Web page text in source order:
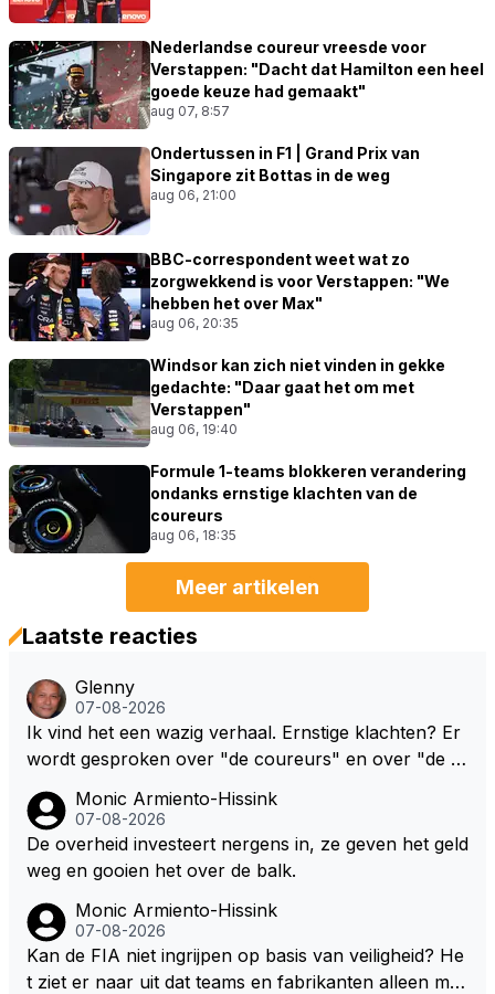
Nederlandse coureur vreesde voor
Verstappen: "Dacht dat Hamilton een heel
goede keuze had gemaakt"
aug 07, 8:57
Ondertussen in F1 | Grand Prix van
Singapore zit Bottas in de weg
aug 06, 21:00
BBC-correspondent weet wat zo
zorgwekkend is voor Verstappen: "We
hebben het over Max"
aug 06, 20:35
Windsor kan zich niet vinden in gekke
gedachte: "Daar gaat het om met
Verstappen"
aug 06, 19:40
Formule 1-teams blokkeren verandering
ondanks ernstige klachten van de
coureurs
aug 06, 18:35
Meer artikelen
Laatste reacties
Glenny
07-08-2026
Ik vind het een wazig verhaal. Ernstige klachten? Er
wordt gesproken over "de coureurs" en over "de te
aakt hoe deze standpunten c.q. opvattingen zijn ver
deeld. Ik bedoel, hoeveel coureurs, 2, 8 of meer? E
n hoeveel en welke teams? In mijn ogen wordt het d
wellicht volgt deze informatie nog in de nabije toeko
mst.
Monic Armiento-Hissink
07-08-2026
De overheid investeert nergens in, ze geven het geld
weg en gooien het over de balk.
Monic Armiento-Hissink
07-08-2026
Kan de FIA niet ingrijpen op basis van veiligheid? He
t ziet er naar uit dat teams en fabrikanten alleen ma